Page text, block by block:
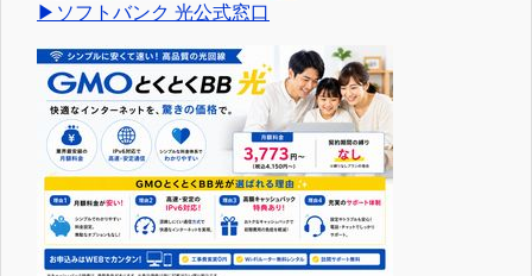
▶ソフトバンク 光公式窓口